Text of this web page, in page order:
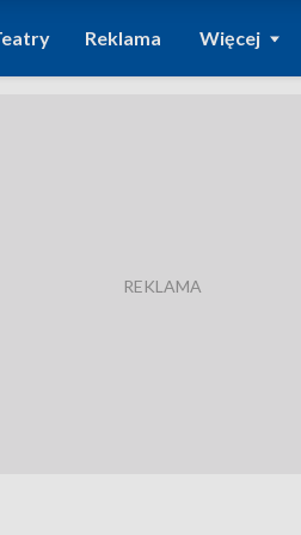
Reklama Więcej